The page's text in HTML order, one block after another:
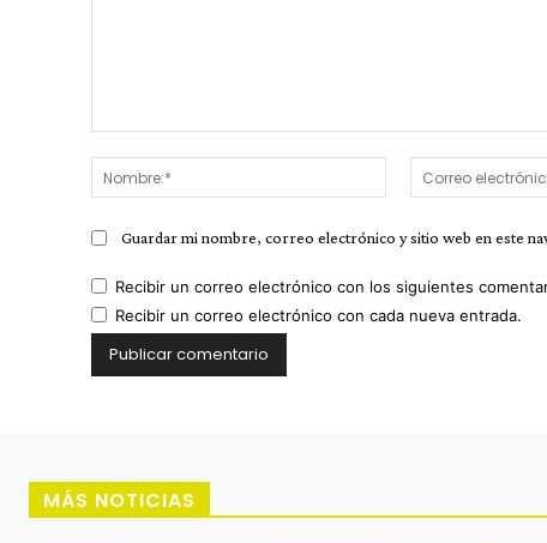
Nombre:*
Guardar mi nombre, correo electrónico y sitio web en este
Recibir un correo electrónico con los siguientes
Recibir un correo electrónico con cada nueva entrada.
MÁS NOTICIAS